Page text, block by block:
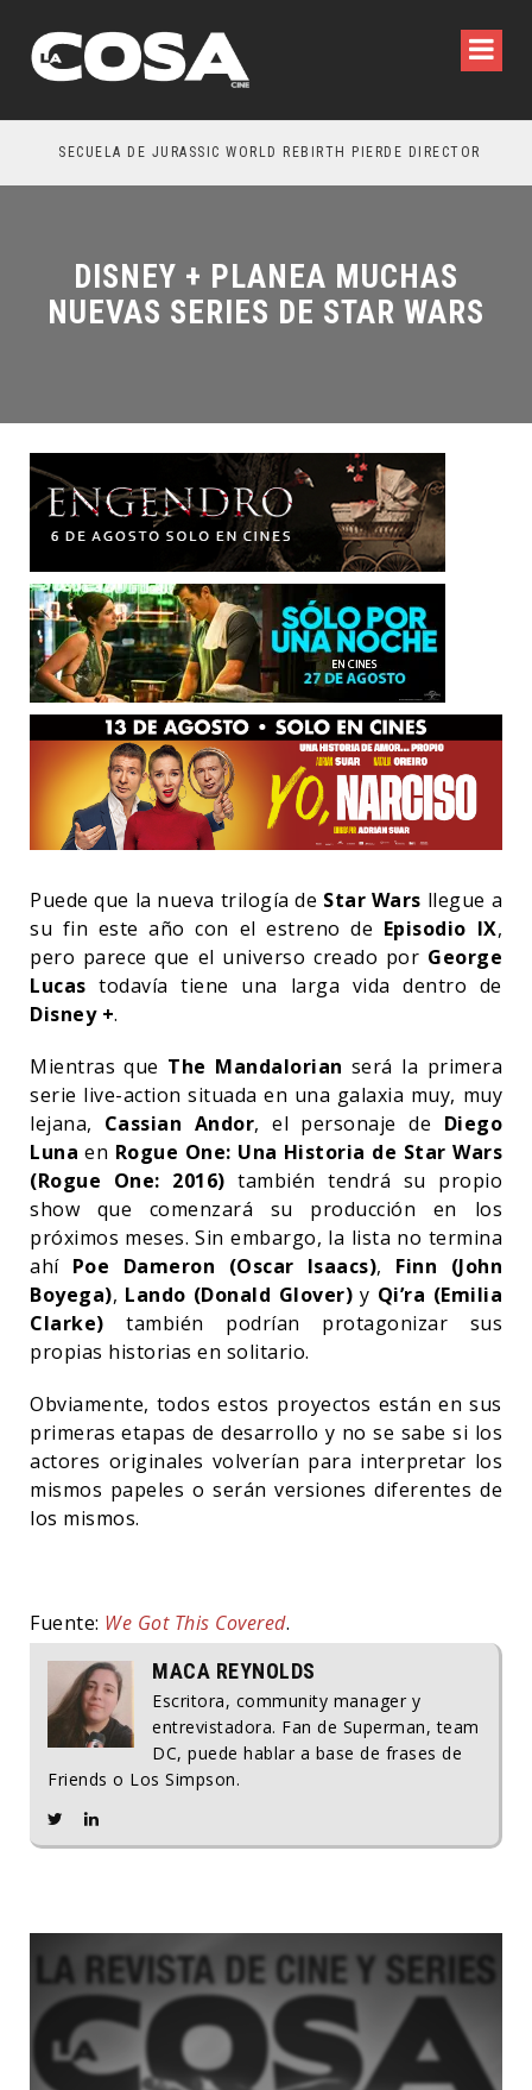
SECUELA DE JURASSIC WORLD REBIRTH PIERDE DIRECTOR
DISNEY + PLANEA MUCHAS
NUEVAS SERIES DE STAR WARS
Puede que la nueva trilogía de Star Wars llegue a
su fin este año con el estreno de Episodio IX,
pero parece que el universo creado por George
Lucas todavía tiene una larga vida dentro de
Disney +.
Mientras que The Mandalorian será la primera
serie live-action situada en una galaxia muy, muy
lejana, Cassian Andor, el personaje de Diego
Luna en Rogue One: Una Historia de Star Wars
(Rogue One: 2016) también tendrá su propio
show que comenzará su producción en los
próximos meses. Sin embargo, la lista no termina
ahí Poe Dameron (Oscar Isaacs), Finn (John
Boyega), Lando (Donald Glover)y Qi’ra (Emilia
Clarke) también podrían protagonizar sus
propias historias en solitario.
Obviamente, todos estos proyectos están en sus
primeras etapas de desarrollo y no se sabe si los
actores originales volverían para interpretar los
mismos papeles o serán versiones diferentes de
los mismos.
Fuente: We Got This Covered.
MACA REYNOLDS
Escritora, community manager y
entrevistadora. Fan de Superman, team
DC, puede hablar a base de frases de
Friends o Los Simpson.